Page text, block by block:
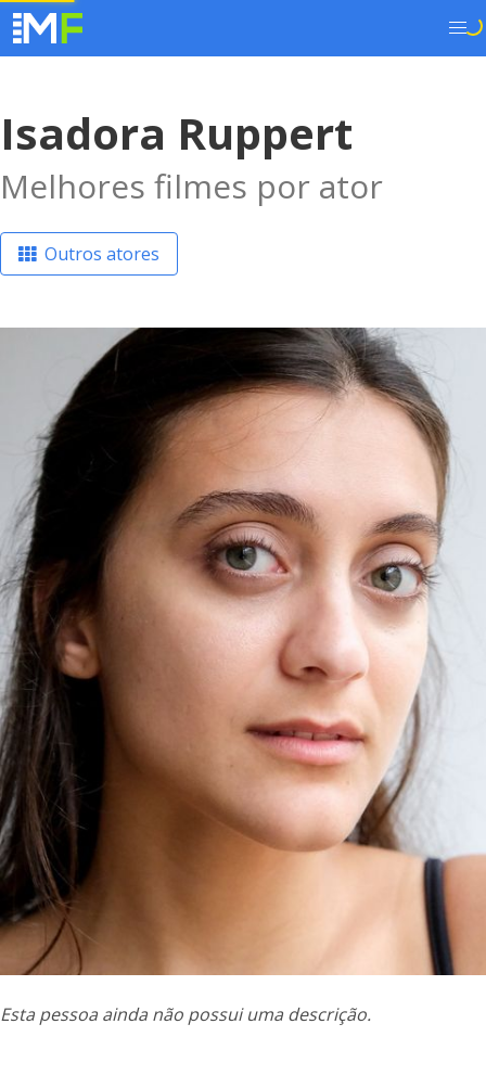
Isadora Ruppert
Melhores filmes por ator
Outros atores
Esta pessoa ainda não possui uma descrição.